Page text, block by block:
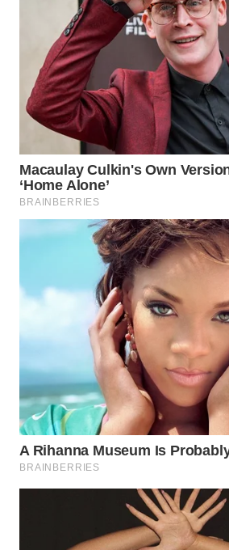
KUNINGAN
WN
MAJALENGKA
WN
WN
SUKABUMI
WN
SEMARANG
WN
SOLO